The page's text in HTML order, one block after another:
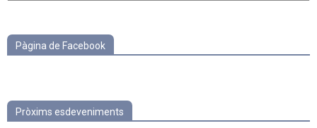
Pàgina de Facebook
Pròxims esdeveniments